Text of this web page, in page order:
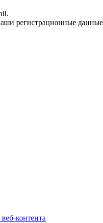
регистрационные
контента